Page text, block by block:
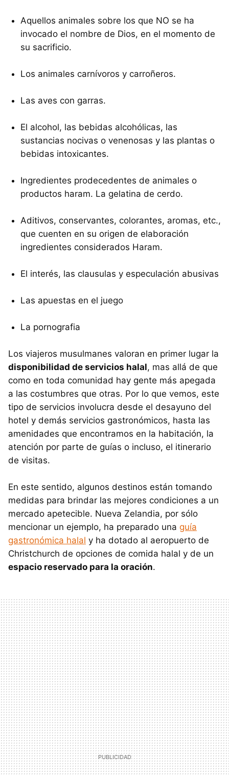
Aquellos animales sobre los que NO se ha
invocado el nombre de Dios, en el momento de
su sacrificio.
Los animales carnívoros y carroñeros.
Las aves con garras.
El alcohol, las bebidas alcohólicas, las
sustancias nocivas o venenosas y las plantas o
bebidas intoxicantes.
Ingredientes prodecedentes de animales o
productos haram. La gelatina de cerdo.
Aditivos, conservantes, colorantes, aromas, etc.,
que cuenten en su origen de elaboración
ingredientes considerados Haram.
El interés, las clausulas y especulación abusivas
Las apuestas en el juego
La pornografia
Los viajeros musulmanes valoran en primer lugar la
disponibilidad de servicios halal, mas allá de que
como en toda comunidad hay gente más apegada
a las costumbres que otras. Por lo que vemos, este
tipo de servicios involucra desde el desayuno del
hotel y demás servicios gastronómicos, hasta las
amenidades que encontramos en la habitación, la
atención por parte de guías o incluso, el itinerario
de visitas.
En este sentido, algunos destinos están tomando
medidas para brindar las mejores condiciones a un
mercado apetecible. Nueva Zelandia, por sólo
mencionar un ejemplo, ha preparado una guía
gastronómica halal y ha dotado al aeropuerto de
Christchurch de opciones de comida halal y de un
espacio reservado para la oración.